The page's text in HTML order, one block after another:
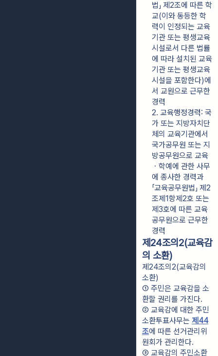
법」 제2조에 따른 학
교(이와 동등한 학
력이 인정되는 교육
기관 또는 평생교육
시설로서 다른 법률
에 따라 설치된 교육
기관 또는 평생교육
시설을 포함한다)에
서 교원으로 근무한
경력
2. 교육행정경력: 국
가 또는 지방자치단
체의 교육기관에서
국가공무원 또는 지
방공무원으로 교육
ㆍ학예에 관한 사무
에 종사한 경력과
「교육공무원법」 제2
조제1항제2호 또는
제3호에 따른 교육
공무원으로 근무한
경력
제24조의2(교육감
의 소환)
제24조의2(교육감의
소환)
① 주민은 교육감을 소
환할 권리를 가진다.
② 교육감에 대한 주민
소환투표사무는 제44
조에 따른 선거관리위
원회가 관리한다.
③ 교육감의 주민소환